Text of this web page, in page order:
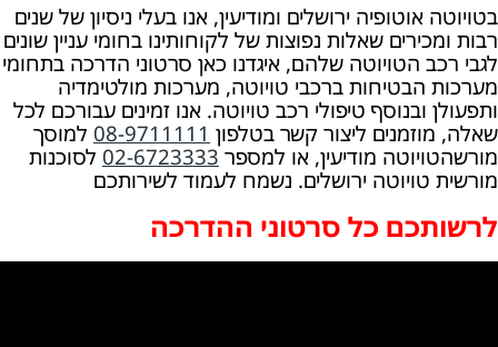
בטויוטה אוטופיה ירושלים ומודיעין, אנו בעלי ניסיון של שנים
רבות ומכירים שאלות נפוצות של לקוחותינו בחומי עניין שונים
לגבי רכב הטויוטה שלהם, איגדנו כאן סרטוני הדרכה בתחומי
מערכות הבטיחות ברכבי טויוטה, מערכות מולטימדיה
ותפעולן ובנוסף טיפולי רכב טויוטה. אנו זמינים עבורכם לכל
שאלה, מוזמנים ליצור קשר בטלפון 08-9711111 למוסך
מורשהטויוטה מודיעין, או למספר02-6723333 לסוכנות
מורשית טויוטה ירושלים. נשמח לעמוד לשירותכם
לרשותכם כל סרטוני ההדרכה